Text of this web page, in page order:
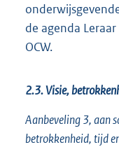
de agenda
OCW.
2.3. Visie,
Aanbeveling 3, aan
betrokkenheid, tijd